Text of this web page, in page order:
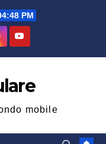
PM
mobile